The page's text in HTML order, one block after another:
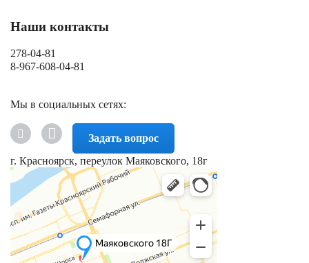
Наши контакты
278-04-81
8-967-608-04-81
Мы в социальных сетях:
Задать вопрос
г. Красноярск, переулок Маяковского, 18г